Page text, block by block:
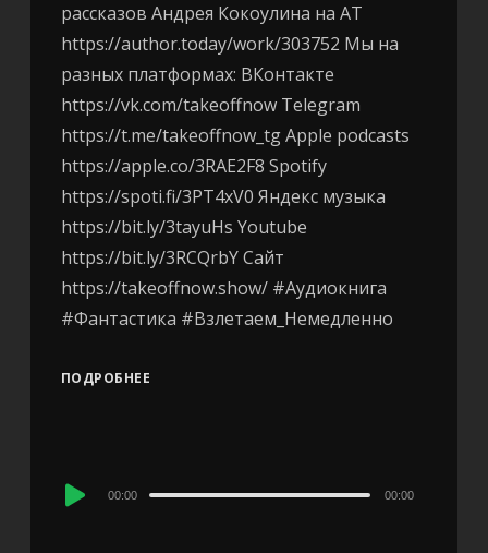
рассказов Андрея Кокоулина на АТ
https://author.today/work/303752 Мы на
разных платформах: ВКонтакте
https://vk.com/takeoffnow Telegram
https://t.me/takeoffnow_tg Apple podcasts
https://apple.co/3RAE2F8 Spotify
https://spoti.fi/3PT4xV0 Яндекс музыка
https://bit.ly/3tayuHs Youtube
https://bit.ly/3RCQrbY Сайт
https://takeoffnow.show/ #Аудиокнига
#Фантастика #Взлетаем_Немедленно
ПОДРОБНЕЕ
Audio
00:00 00:00